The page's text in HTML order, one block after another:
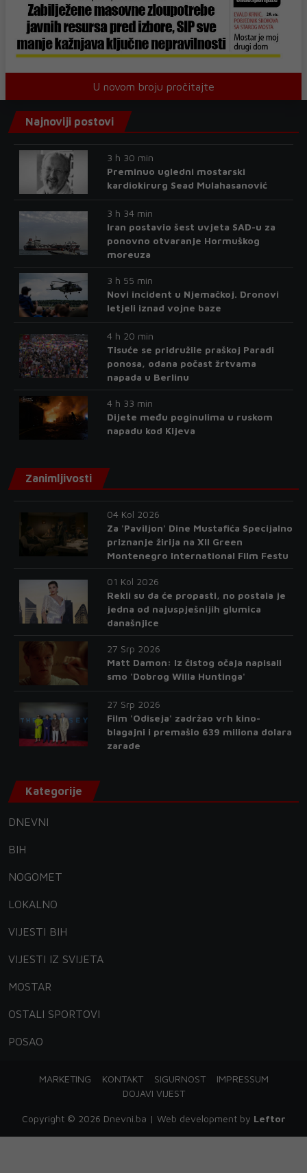
U novom broju pročitajte
Najnoviji postovi
3 h 30 min
Preminuo ugledni mostarski
kardiokirurg Sead Mulahasanović
3 h 34 min
Iran postavio šest uvjeta SAD-u za
ponovno otvaranje Hormuškog
moreuza
3 h 55 min
Novi incident u Njemačkoj. Dronovi
letjeli iznad vojne baze
4 h 20 min
Tisuće se pridružile praškoj Paradi
ponosa, odana počast žrtvama
napada u Berlinu
4 h 33 min
Dijete među poginulima u ruskom
napadu kod Kijeva
Zanimljivosti
04 Kol 2026
Za 'Paviljon' Dine Mustafića Specijalno
priznanje žirija na XII Green
Montenegro International Film Festu
01 Kol 2026
Rekli su da će propasti, no postala je
jedna od najuspješnijih glumica
današnjice
27 Srp 2026
Matt Damon: Iz čistog očaja napisali
smo 'Dobrog Willa Huntinga'
27 Srp 2026
Film 'Odiseja' zadržao vrh kino-
blagajni i premašio 639 miliona dolara
zarade
Kategorije
DNEVNI
BIH
NOGOMET
LOKALNO
VIJESTI BIH
VIJESTI IZ SVIJETA
MOSTAR
OSTALI SPORTOVI
POSAO
MARKETING KONTAKT SIGURNOST
IMPRESSUM
DOJAVI VIJEST
Copyright © 2026 Dnevni.ba | Web development by Leftor